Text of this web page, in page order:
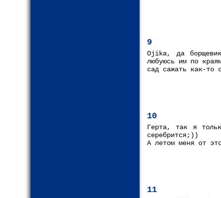
9
Ojika, да
любуюсь им по
сад сажать как-то
10
Герта, так я
серебрится;))
А летом меня от
11